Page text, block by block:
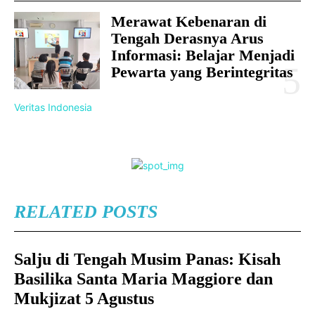
Merawat Kebenaran di
Tengah Derasnya Arus
Informasi: Belajar Menjadi
Pewarta yang Berintegritas
Veritas Indonesia
RELATED POSTS
Salju di Tengah Musim Panas: Kisah
Basilika Santa Maria Maggiore dan
Mukjizat 5 Agustus